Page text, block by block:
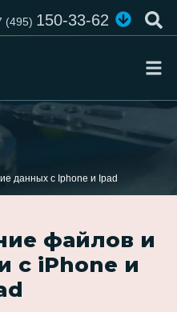
(495)150-33-62
данных с Iphone и Ipad
файлов и
с iPhone и